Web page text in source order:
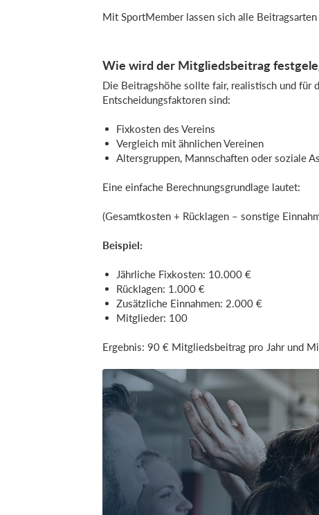
Mit SportMember lassen sich alle
Wie wird der Mitgliedsbeitrag
Die Beitragshöhe sollte fair, realistisch und
Entscheidungsfaktoren sind:
Fixkosten des Vereins
Vergleich mit ähnlichen Vereinen
Altersgruppen, Mannschaften oder soziale
Eine einfache Berechnungsgrundlage lautet:
(Gesamtkosten + Rücklagen – sonstige
Beispiel:
Jährliche Fixkosten: 10.000 €
Rücklagen: 1.000 €
Zusätzliche Einnahmen: 2.000 €
Mitglieder: 100
Ergebnis: 90 € Mitgliedsbeitrag pro Jahr und